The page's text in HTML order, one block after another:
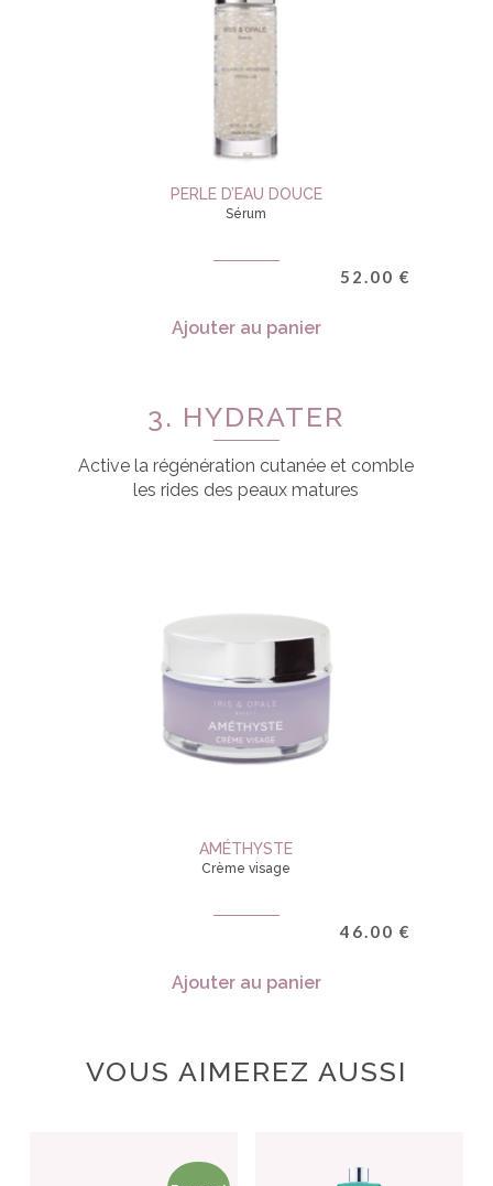
PERLE D’EAU DOUCE
Sérum
52.00 €
Ajouter au panier
3. HYDRATER
Active la régénération cutanée et comble
les rides des peaux matures
AMÉTHYSTE
Crème visage
46.00 €
Ajouter au panier
VOUS AIMEREZ AUSSI